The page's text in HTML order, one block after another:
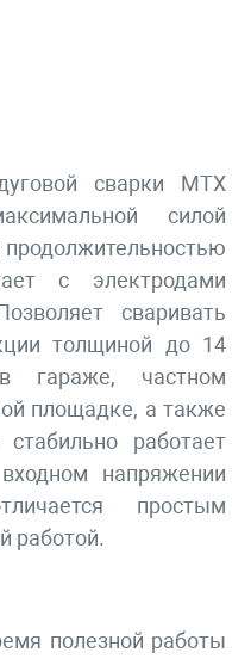
сварки MTX
силой
с электродами
сваривать
толщиной до 14
гараже, частном
площадке, а также
работает
напряжении
простым
работой.
полезной работы